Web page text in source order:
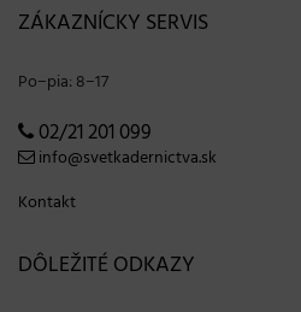
ZÁKAZNÍCKY SERVIS
Po−pia: 8−17
02/21 201 099
info@svetkadernictva.sk
Kontakt
DÔLEŽITÉ ODKAZY